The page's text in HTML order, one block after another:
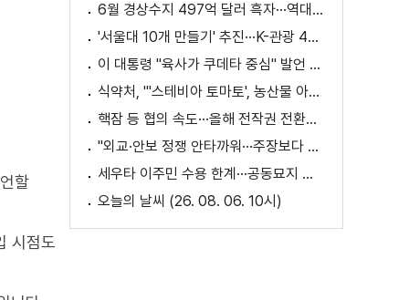
할
시점도
6월 경상수지 497억 달러 흑자···역대 최대
'서울대 10개 만들기' 추진···K-관광 4천만 시대 준비
이 대통령 "육사가 쿠데타 중심" 발언 의미는?
식약처, "'스테비아 토마토', 농산물 아닌 가공식품"
핵잠 등 협의 속도···올해 전작권 전환시기 결정 추진
"외교·안보 정쟁 안타까워···주장보다 실천 중요"
세우타 이주민 수용 한계···공동묘지 임시 거처 [월드 투데이]
오늘의 날씨 (26. 08. 06. 10시)